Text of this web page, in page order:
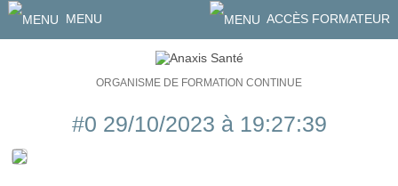
MENU ACCÈS FORMATEUR
ORGANISME DE FORMATION CONTINUE
#0 29/10/2023 à 19:27:39